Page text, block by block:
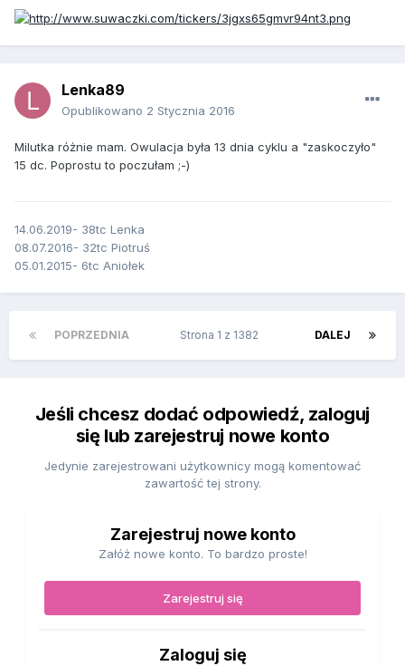
Lenka89
Opublikowano 2 Stycznia 2016
Milutka różnie mam. Owulacja była 13 dnia cyklu a "zaskoczyło"
15 dc. Poprostu to poczułam ;-)
14.06.2019- 38tc Lenka
08.07.2016- 32tc Piotruś
05.01.2015- 6tc Aniołek
POPRZEDNIA DALEJ
Strona 1 z 1382
Jeśli chcesz dodać odpowiedź, zaloguj
się lub zarejestruj nowe konto
Jedynie zarejestrowani użytkownicy mogą komentować
zawartość tej strony.
Zarejestruj nowe konto
Załóż nowe konto. To bardzo proste!
Zarejestruj się
Zaloguj się